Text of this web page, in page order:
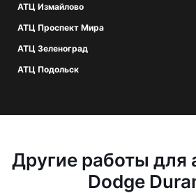
АТЦ Измайлово
АТЦ Проспект Мира
АТЦ Зеленоград
АТЦ Подольск
Другие работы для
Dodge